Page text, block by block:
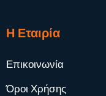
Η Εταιρία
Επικοινωνία
Όροι Χρήσης